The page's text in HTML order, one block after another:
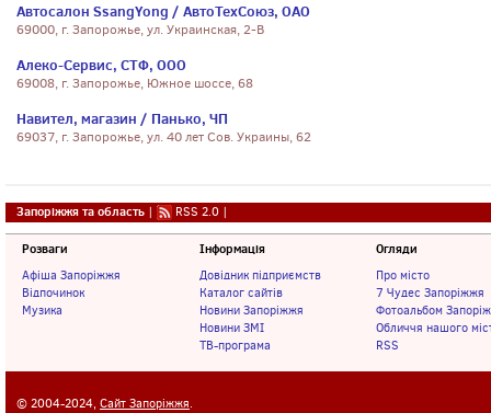
Автосалон SsangYong / АвтоТехСоюз, ОАО
69000, г. Запорожье, ул. Украинская, 2-В
Алеко-Сервис, СТФ, ООО
69008, г. Запорожье, Южное шоссе, 68
Навител, магазин / Панько, ЧП
69037, г. Запорожье, ул. 40 лет Сов. Украины, 62
Запоріжжя та область | RSS 2.0 |
Розваги
Афіша Запоріжжя
Відпочинок
Музика
Інформація
Довідник підприємств
Каталог сайтів
Новини Запоріжжя
Новини ЗМІ
ТВ-програма
Огляди
Про місто
7 Чудес Запоріжжя
Фотоальбом
Обличчя нашого
RSS
© 2004-2024, Сайт Запоріжжя.